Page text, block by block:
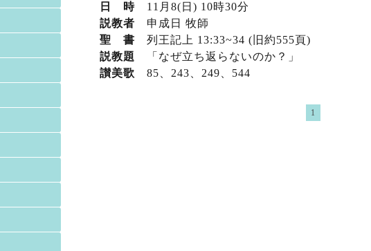
日 時 11月8(日) 10時30分
説教者 申成日 牧師
聖 書 列王記上 13:33~34 (旧約555頁)
説教題
「なぜ立ち返らないのか？」
讃美歌 85、243 、249 、544
1